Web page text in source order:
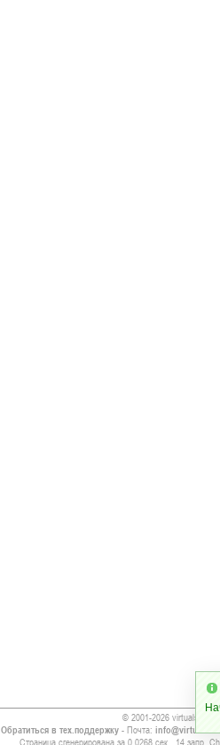
© 2001-2026
Обратиться в тех.поддержку- Почта: